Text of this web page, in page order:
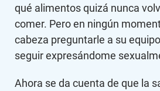
qué alimentos quizá nunca
comer. Pero en ningún
cabeza preguntarle a su
seguir expresándome
Ahora se da cuenta de que la